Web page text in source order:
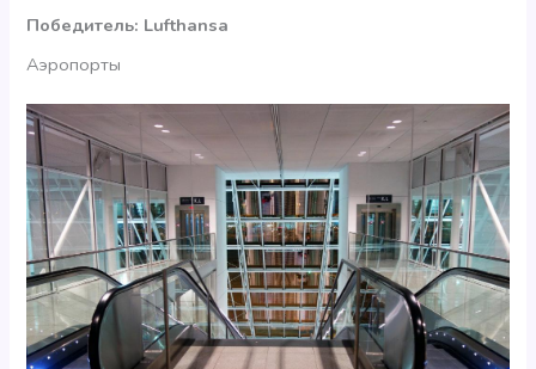
Победитель: Lufthansa
Аэропорты